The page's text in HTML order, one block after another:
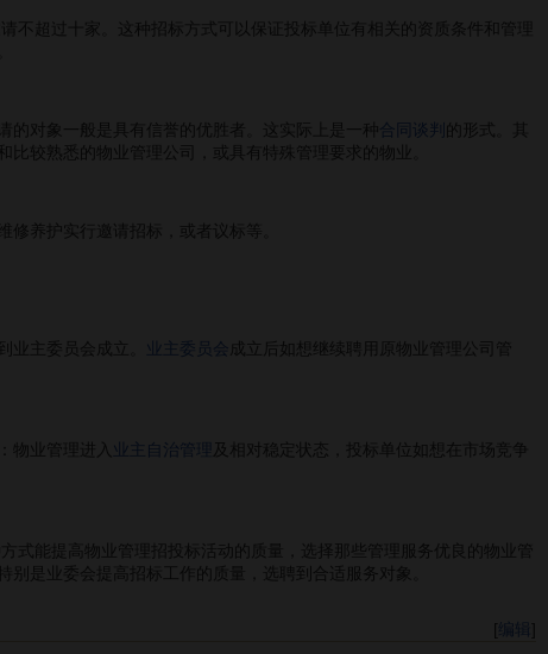
不超过十家。这种招标方式可以保证投标单位有相关的资质条件和管理
的对象一般是具有信誉的优胜者。这实际上是一种 合同谈判 的形式。其
较熟悉的物业管理公司，或具有特殊管理要求的物业。
养护实行邀请招标，或者议标等。
业主委员会成立。 业主委员会
成立后如想继续聘用原物业管理公司管
物业管理进入 业主自治管理
及相对稳定状态，投标单位如想在市场竞争
式能提高物业管理招投标活动的质量，选择那些管理服务优良的物业管
是业委会提高招标工作的质量，选聘到合适服务对象。
[编辑